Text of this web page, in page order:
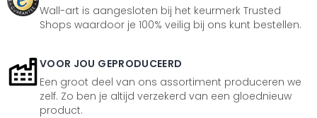
Wall-art is aangesloten bij het keurmerk Trusted
Shops waardoor je 100% veilig bij ons kunt bestellen.
VOOR JOU GEPRODUCEERD
Een groot deel van ons assortiment produceren we
zelf. Zo ben je altijd verzekerd van een gloednieuw
product.